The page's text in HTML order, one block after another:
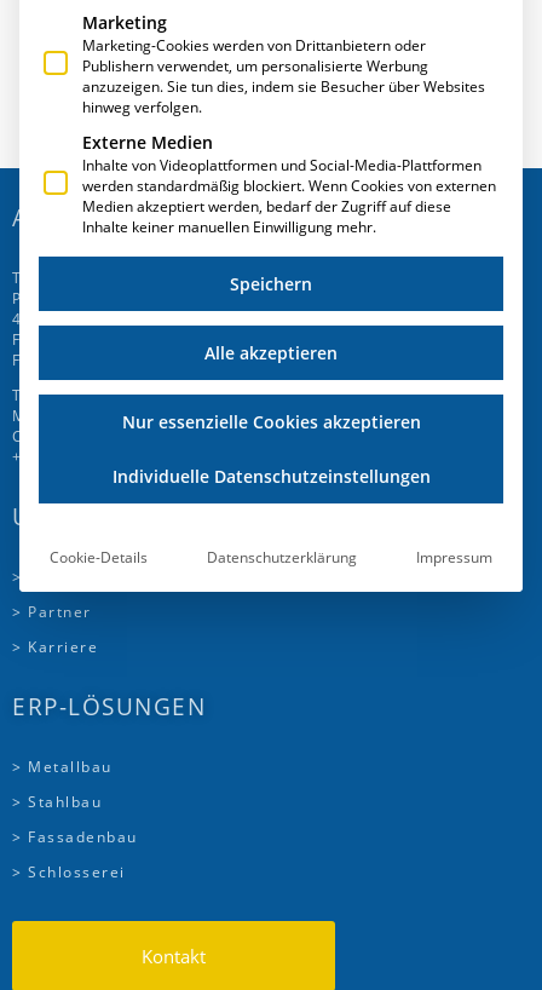
ADRESSE
T.A.Project GmbH
Prinz-Friedrich-Str. 28 C
45257 Essen
Fon
Fax +49 201 946 005 7-50
T.A.Project Swiss AG
Mattenweg 6
CH-5504 Othmarsingen
+41 58 510 72 00
UNTERNEHMEN
> Über uns
> Partner
> Karriere
ERP-LÖSUNGEN
> Metallbau
> Stahlbau
> Fassadenbau
> Schlosserei
Kontakt
Marketing
Marketing-Cookies werden von Drittanbietern oder
Publishern verwendet, um personalisierte Werbung
anzuzeigen. Sie tun dies, indem sie Besucher über Websites
hinweg verfolgen.
Externe Medien
Inhalte von Videoplattformen und Social-Media-Plattformen
werden standardmäßig blockiert. Wenn Cookies von externen
Medien akzeptiert werden, bedarf der Zugriff auf diese
Inhalte keiner manuellen Einwilligung mehr.
Speichern
Alle akzeptieren
Nur essenzielle Cookies akzeptieren
Individuelle Datenschutzeinstellungen
Cookie-Details Datenschutzerklärung Impressum